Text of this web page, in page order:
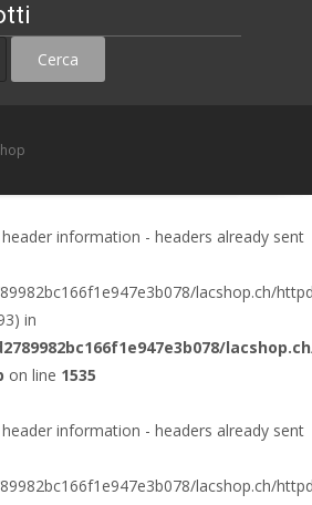
Cerca
information - headers already sent
lacshop.ch/
in
on line 1535
information - headers already sent
lacshop.ch/